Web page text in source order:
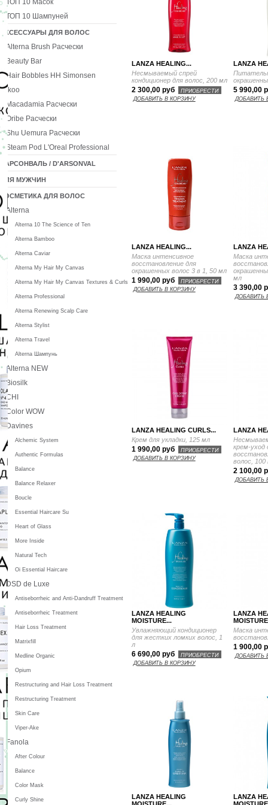
LANZA HEALING...
Несмываемый спрей
кондиционер для волос, 200 мл
2 300,00 руб
ПРИОБРЕСТИ
ДОБАВИТЬ В КОРЗИНУ
LANZA
5 990,00
ДОБАВИТЬ
LANZA HEALING...
Маска интенсивное
восстановление для
окрашенных волос 3 в 1, 50 мл
1 990,00 руб
ПРИОБРЕСТИ
ДОБАВИТЬ В КОРЗИНУ
LANZA
Маска
мл
3 390,00
ДОБАВИТЬ
LANZA HEALING CURLS...
Крем для укладки, 125 мл
1 990,00 руб
ПРИОБРЕСТИ
ДОБАВИТЬ В КОРЗИНУ
LANZA
крем-уход
волос, 100
2 100,00
ДОБАВИТЬ
LANZA HEALING
MOISTURE...
Увлажняющий кондиционер
для жестких ломких волос, 1
л
6 690,00 руб
ПРИОБРЕСТИ
ДОБАВИТЬ В КОРЗИНУ
LANZA
Маска
1 900,00
ДОБАВИТЬ
LANZA HEALING
MOISTURE...
LANZA
ТОП 10 Шампуней
АКСЕССУАРЫ ДЛЯ ВОЛОС
Alterna Brush Расчески
Beauty Bar
Hair Bobbles HH Simonsen
Ikoo
Macadamia Расчески
Oribe Расчески
Shu Uemura Расчески
Steam Pod L'Oreal Professional
ДАРСОНВАЛЬ / D'ARSONVAL
ДЛЯ МУЖЧИН
КОСМЕТИКА ДЛЯ ВОЛОС
Alterna
Alterna 10 The Science of Ten
Alterna Bamboo
Alterna Caviar
Alterna My Hair My Canvas
Alterna My Hair My Canvas Textures & Curls
Alterna Professional
Alterna Renewing Scalp Care
Alterna Stylist
Alterna Travel
Alterna Шампунь
Alterna NEW
Biosilk
CHI
Color WOW
Davines
Alchemic System
Authentic Formulas
Balance
Balance Relaxer
Boucle
Essential Haircare Su
Heart of Glass
More Inside
Natural Tech
Oi Essential Haircare
DSD de Luxe
Antiseborrheic and Anti-Dandruff Treatment
Antiseborrheic Treatment
Hair Loss Treatment
Matrixfill
Medline Organic
Opium
Restructuring and Hair Loss Treatment
Restructuring Treatment
Skin Care
Viper-Ake
Fanola
After Colour
Balance
Color Mask
Curly Shine